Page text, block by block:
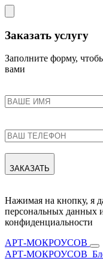
Заказать услугу
Заполните форму,
вами
ЗАКАЗАТЬ
Нажимая на кнопку, я
персональных
конфиденциальности
АРТ-МОКРОУСОВ
АРТ-МОКРОУСОВ